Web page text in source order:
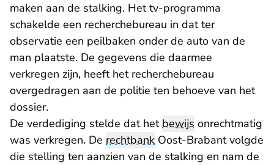
maken aan de stalking. Het tv-programma
schakelde een recherchebureau in dat ter
observatie een peilbaken onder de auto van de
man plaatste. De gegevens die daarmee
verkregen zijn, heeft het recherchebureau
overgedragen aan de politie ten behoeve van het
dossier.
De verdediging stelde dat hetbewijs onrechtmatig
was verkregen. De rechtbank Oost-Brabant volgde
die stelling ten aanzien van de stalking en nam de